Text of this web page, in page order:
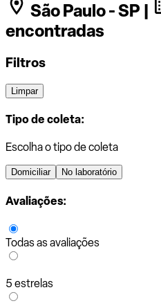
São Paulo - SP |
encontradas
Filtros
Limpar
Tipo de coleta:
Escolha o tipo de coleta
Domiciliar No laboratório
Avaliações:
Todas as avaliações
5 estrelas